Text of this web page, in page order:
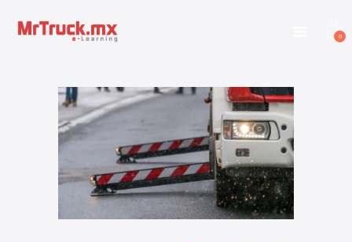
0
E-LEARNING
CONTACTANOS
INGRESAR